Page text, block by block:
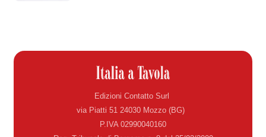
Edizioni Contatto Surl
via Piatti 51 24030 Mozzo (BG)
P.IVA 02990040160